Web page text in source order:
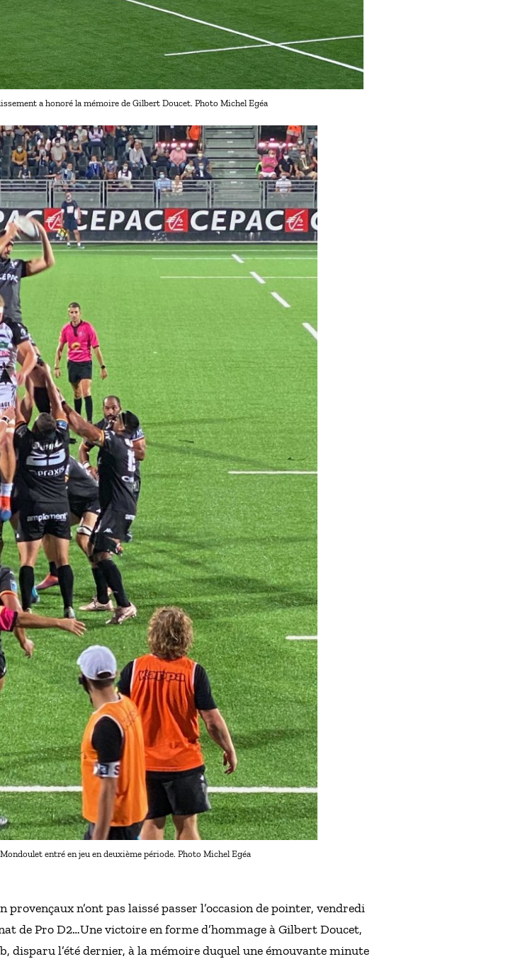
a honoré la mémoire de Gilbert Doucet. Photo Michel Egéa
entré en jeu en deuxième période. Photo Michel Egéa
n’ont pas laissé passer l’occasion de pointer, vendredi
de Pro D2…Une victoire en forme d’hommage à Gilbert Doucet,
l’été dernier, à la mémoire duquel une émouvante minute